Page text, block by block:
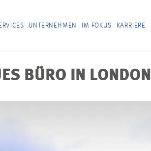
UNTERNEHMEN IM FOKUS KARRIERE
BÜRO IN LONDON